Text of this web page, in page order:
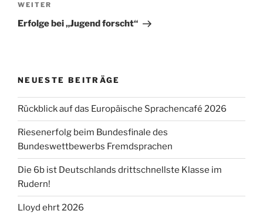
Nächster
Beitrag
WEITER
Erfolge bei „Jugend forscht“
NEUESTE BEITRÄGE
Rückblick auf das Europäische Sprachencafé 2026
Riesenerfolg beim Bundesfinale des
Bundeswettbewerbs Fremdsprachen
Die 6b ist Deutschlands drittschnellste Klasse im
Rudern!
Lloyd ehrt 2026